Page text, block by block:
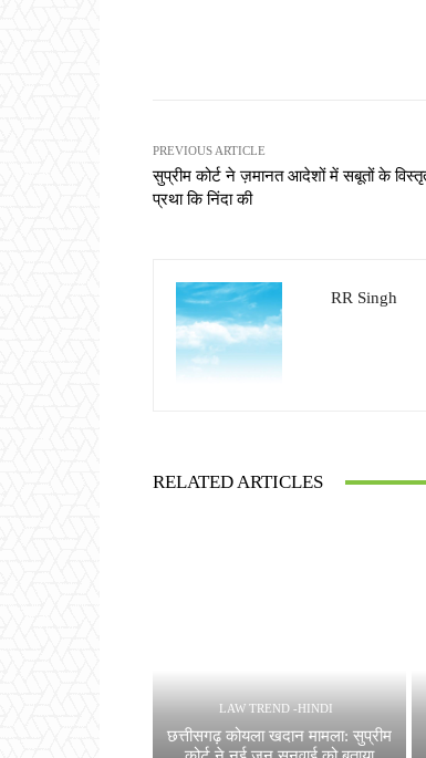
PREVIOUS ARTICLE
सुप्रीम कोर्ट ने ज़मानत आदेशों में सबूतों के
प्रथा कि निंदा की
RR Singh
RELATED ARTICLES
LAW TREND -HINDI
छत्तीसगढ़ कोयला खदान मामला: सुप्रीम